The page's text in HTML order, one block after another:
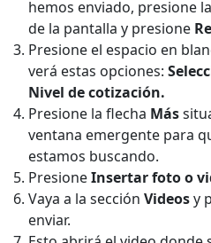
hemos enviado, presione
de la pantalla y presione
Presione el espacio en
verá estas opciones:
Nivel de cotización.
Presione la flecha Más
ventana emergente para
estamos buscando.
PresioneInsertar foto o
Vaya a la sección Videosy
enviar.